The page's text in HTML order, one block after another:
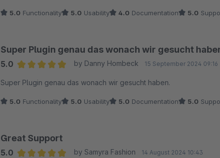
5.0 Functionality 5.0 Usability 4.0 Documentation 5.0
Super Plugin genau das wonach wir gesucht
5.0
by Danny Hombeck 15 September 2024 09:16
Super Plugin genau das wonach wir gesucht haben.
5.0 Functionality 5.0 Usability 5.0 Documentation 5.0
Great Support
5.0
by Samyra Fashion 14 August 2024 10:43